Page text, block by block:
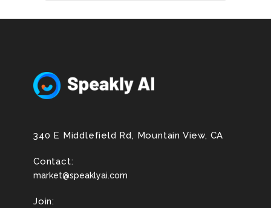
340 E Middlefield Rd, Mountain View, CA
Contact:
market@speaklyai.com
Join: